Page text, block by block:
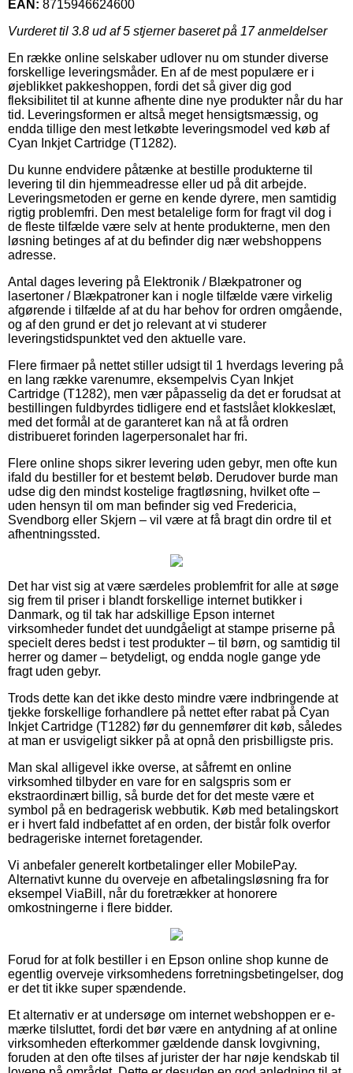
EAN: 8715946624600
Vurderet til 3.8 ud af 5 stjerner baseret på 17anmeldelser
En række online selskaber udlover nu om stunder diverse
forskellige leveringsmåder. En af de mest populære er i
øjeblikket pakkeshoppen, fordi det så giver dig god
fleksibilitet til at kunne afhente dine nye produkter når du har
tid. Leveringsformen er altså meget hensigtsmæssig, og
endda tillige den mest letkøbte leveringsmodel ved køb af
Cyan Inkjet Cartridge (T1282).
Du kunne endvidere påtænke at bestille produkterne til
levering til din hjemmeadresse eller ud på dit arbejde.
Leveringsmetoden er gerne en kende dyrere, men samtidig
rigtig problemfri. Den mest betalelige form for fragt vil dog i
de fleste tilfælde være selv at hente produkterne, men den
løsning betinges af at du befinder dig nær webshoppens
adresse.
Antal dages levering på Elektronik / Blækpatroner og
lasertoner / Blækpatroner kan i nogle tilfælde være virkelig
afgørende i tilfælde af at du har behov for ordren omgående,
og af den grund er det jo relevant at vi studerer
leveringstidspunktet ved den aktuelle vare.
Flere firmaer på nettet stiller udsigt til 1 hverdags levering på
en lang række varenumre, eksempelvis Cyan Inkjet
Cartridge (T1282), men vær påpasselig da det er forudsat at
bestillingen fuldbyrdes tidligere end et fastslået klokkeslæt,
med det formål at de garanteret kan nå at få ordren
distribueret forinden lagerpersonalet har fri.
Flere online shops sikrer levering uden gebyr, men ofte kun
ifald du bestiller for et bestemt beløb. Derudover burde man
udse dig den mindst kostelige fragtløsning, hvilket ofte –
uden hensyn til om man befinder sig ved Fredericia,
Svendborg eller Skjern – vil være at få bragt din ordre til et
afhentningssted.
Det har vist sig at være særdeles problemfrit for alle at søge
sig frem til priser i blandt forskellige internet butikker i
Danmark, og til tak har adskillige Epson internet
virksomheder fundet det uundgåeligt at stampe priserne på
specielt deres bedst i test produkter – til børn, og samtidig til
herrer og damer – betydeligt, og endda nogle gange yde
fragt uden gebyr.
Trods dette kan det ikke desto mindre være indbringende at
tjekke forskellige forhandlere på nettet efter rabat på Cyan
Inkjet Cartridge (T1282) før du gennemfører dit køb, således
at man er usvigeligt sikker på at opnå den prisbilligste pris.
Man skal alligevel ikke overse, at såfremt en online
virksomhed tilbyder en vare for en salgspris som er
ekstraordinært billig, så burde det for det meste være et
symbol på en bedragerisk webbutik. Køb med betalingskort
er i hvert fald indbefattet af en orden, der bistår folk overfor
bedrageriske internet foretagender.
Vi anbefaler generelt kortbetalinger eller MobilePay.
Alternativt kunne du overveje en afbetalingsløsning fra for
eksempel ViaBill, når du foretrækker at honorere
omkostningerne i flere bidder.
Forud for at folk bestiller i en Epson online shop kunne de
egentlig overveje virksomhedens forretningsbetingelser, dog
er det tit ikke super spændende.
Et alternativ er at undersøge om internet webshoppen er e-
mærke tilsluttet, fordi det bør være en antydning af at online
virksomheden efterkommer gældende dansk lovgivning,
foruden at den ofte tilses af jurister der har nøje kendskab til